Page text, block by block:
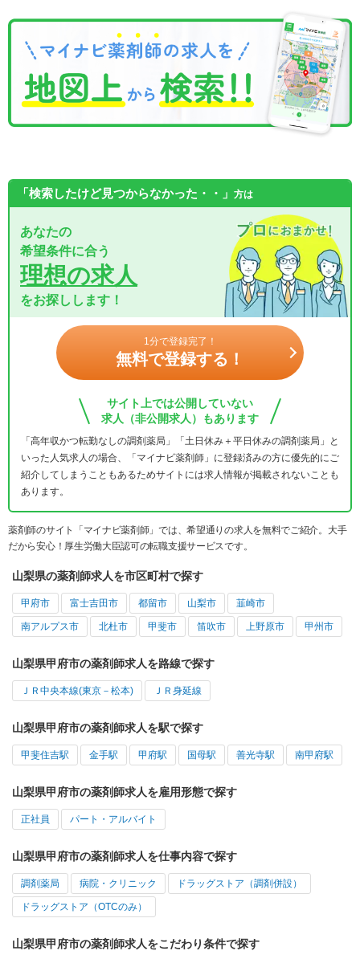
「検索したけど見つからなかった・・」 方は
あなたの
希望条件に合う
理想の求人
をお探しします！
1分で登録完了！
無料で登録する！
サイト上では公開していない
求人（非公開求人）もあります
「高年収かつ転勤なしの調剤薬局」「土日休み＋平日休みの調剤薬局」と
いった人気求人の場合、「マイナビ薬剤師」に登録済みの方に優先的にご
紹介してしまうこともあるためサイトには求人情報が掲載されないことも
あります。
薬剤師のサイト「マイナビ薬剤師」では、希望通りの求人を無料でご紹介。大手
だから安心！厚生労働大臣認可の転職支援サービスです。
山梨県の薬剤師求人を市区町村で探す
甲府市 富士吉田市 都留市 山梨市 韮崎市
南アルプス市 北杜市 甲斐市 笛吹市 上野原市 甲州市
山梨県甲府市の薬剤師求人を路線で探す
ＪＲ中央本線(東京－松本) ＪＲ身延線
山梨県甲府市の薬剤師求人を駅で探す
甲斐住吉駅 金手駅 甲府駅 国母駅 善光寺駅 南甲府駅
山梨県甲府市の薬剤師求人を雇用形態で探す
正社員 パート・アルバイト
山梨県甲府市の薬剤師求人を仕事内容で探す
調剤薬局 病院・クリニック ドラッグストア（調剤併設）
ドラッグストア（OTCのみ）
山梨県甲府市の薬剤師求人をこだわり条件で探す